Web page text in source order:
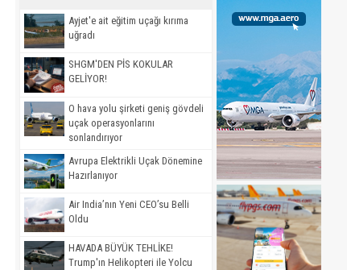
Ayjet'e ait eğitim uçağı kırıma
uğradı
SHGM'DEN PİS KOKULAR
GELİYOR!
O hava yolu şirketi geniş gövdeli
uçak operasyonlarını
sonlandırıyor
Avrupa Elektrikli Uçak Dönemine
Hazırlanıyor
Air India’nın Yeni CEO’su Belli
Oldu
HAVADA BÜYÜK TEHLİKE!
Trump'ın Helikopteri ile Yolcu